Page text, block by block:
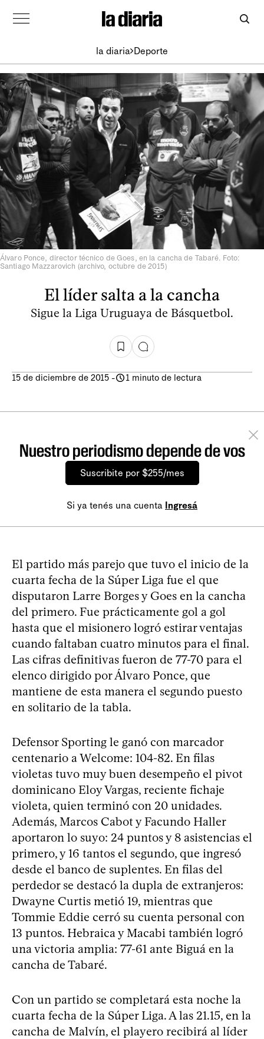
la diaria Deporte
Álvaro Ponce, director técnico de Goes, en la cancha de Tabaré. Foto:
Santiago Mazzarovich (archivo, octubre de 2015)
El líder salta a la cancha
Sigue la Liga Uruguaya de Básquetbol.
15 de diciembre de 2015 - 1 minuto de lectura
Nuestro periodismo depende de vos
Suscribite por $255/mes
Si ya tenés una cuenta Ingresá
El partido más parejo que tuvo el inicio de la
cuarta fecha de la Súper Liga fue el que
disputaron Larre Borges y Goes en la cancha
del primero. Fue prácticamente gol a gol
hasta que el misionero logró estirar ventajas
cuando faltaban cuatro minutos para el final.
Las cifras definitivas fueron de 77-70 para el
elenco dirigido por Álvaro Ponce, que
mantiene de esta manera el segundo puesto
en solitario de la tabla.
Defensor Sporting le ganó con marcador
centenario a Welcome: 104-82. En filas
violetas tuvo muy buen desempeño el pivot
dominicano Eloy Vargas, reciente fichaje
violeta, quien terminó con 20 unidades.
Además, Marcos Cabot y Facundo Haller
aportaron lo suyo: 24 puntos y 8 asistencias el
primero, y 16 tantos el segundo, que ingresó
desde el banco de suplentes. En filas del
perdedor se destacó la dupla de extranjeros:
Dwayne Curtis metió 19, mientras que
Tommie Eddie cerró su cuenta personal con
13 puntos. Hebraica y Macabi también logró
una victoria amplia: 77-61 ante Biguá en la
cancha de Tabaré.
Con un partido se completará esta noche la
cuarta fecha de la Súper Liga. A las 21.15, en la
cancha de Malvín, el playero recibirá al líder